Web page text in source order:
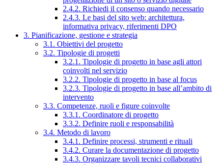
2.4.2. Richiedi il consenso quando necessario
2.4.3. Le basi del sito web: architettura,
informativa privacy, riferimenti DPO
3. Pianificazione, gestione e strategia
3.1. Obiettivi del progetto
3.2. Tipologie di progetti
3.2.1. Tipologie di progetto in base agli attori
coinvolti nel servizio
3.2.2. Tipologie di progetto in base al focus
3.2.3. Tipologie di progetto in base all’ambito di
intervento
3.3. Competenze, ruoli e figure coinvolte
3.3.1. Coordinatore di progetto
3.3.2. Definire ruoli e responsabilità
3.4. Metodo di lavoro
3.4.1. Definire processi, strumenti e rituali
3.4.2. Curare la documentazione di progetto
3.4.3. Organizzare tavoli tecnici collaborativi